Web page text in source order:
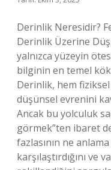
Derinlik Neresidir?
Derinlik Üzerine
yalnızca yüzeyin
bilginin en temel
Derinlik, hem fiziksel
düşünsel evrenini
Ancak bu yolculuk
görmek”ten ibaret
fazlasının ne
karşılaştırdığını ve